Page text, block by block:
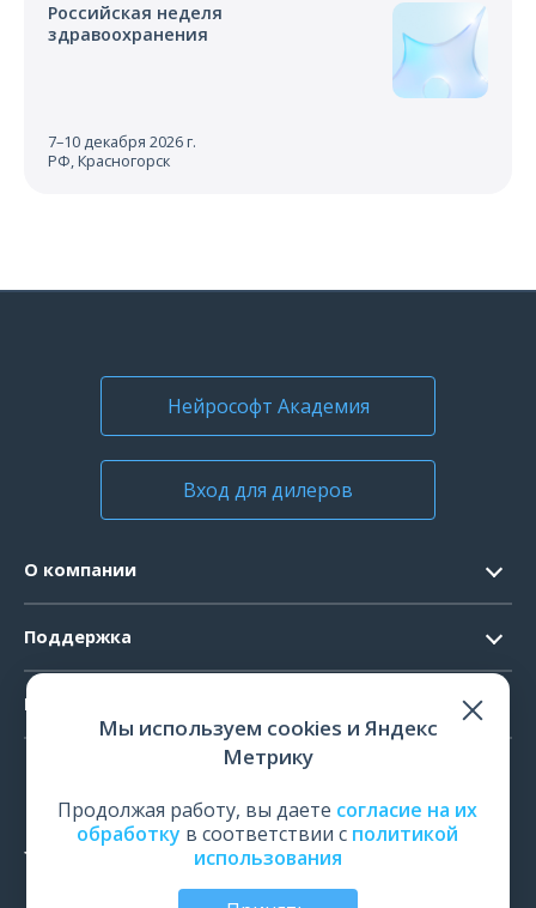
Российская неделя
здравоохранения
7–10 декабря 2026 г.
РФ, Красногорск
Нейрософт Академия
Вход для дилеров
О компании
Официальные документы
Поддержка
Системные требования
Поверка и калибровка
Продукты
ЭМГ
ИОМ
Мы используем cookies и Яндекс
Метрику
Продолжая работу, вы даете согласие на их
обработку в соответствии с политикой
использования